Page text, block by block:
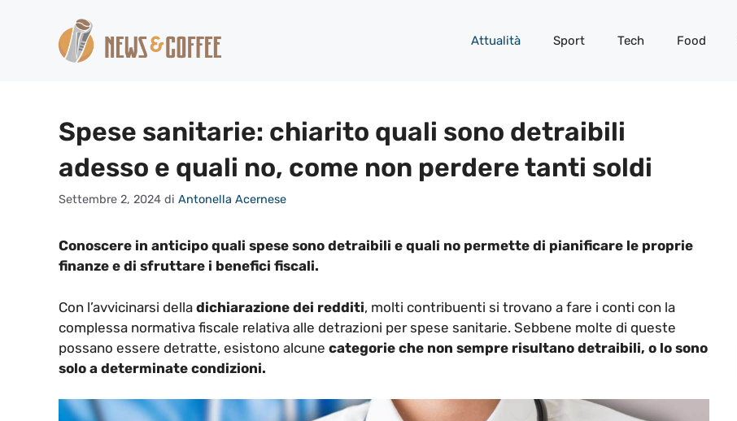
contenuto
Attualità Sport Tech Food
Spese sanitarie: chiarito quali sono detraibili
adesso e quali no, come non perdere tanti soldi
Settembre 2, 2024 di Antonella Acernese
Conoscere in anticipo quali spese sono detraibili e quali no permette di pianificare le proprie
finanze e di sfruttare i benefici fiscali.
Con l’avvicinarsi della dichiarazione dei redditi, molti contribuenti si trovano a fare i conti con la
complessa normativa fiscale relativa alle detrazioni per spese sanitarie. Sebbene molte di queste
possano essere detratte, esistono alcune categorie che non sempre risultano detraibili, o lo sono
solo a determinate condizioni.